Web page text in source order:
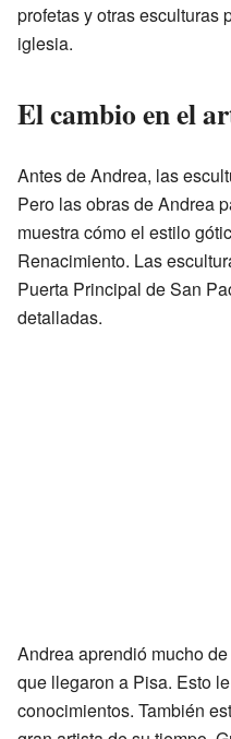
profetas y otras esculturas
iglesia.
El cambio en el
Antes de Andrea, las
Pero las obras de Andrea
muestra cómo el estilo
Renacimiento. Las
Puerta Principal de San
detalladas.
Andrea aprendió mucho
que llegaron a Pisa. Esto
conocimientos. También